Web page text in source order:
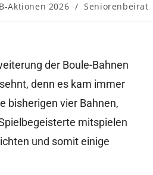
Aktionen 2026 / Seniorenbeirat
der Boule-Bahnen
denn es kam immer
bisherigen vier Bahnen,
mitspielen
und somit einige